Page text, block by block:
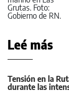
Leé más
Tensión en la
durante las